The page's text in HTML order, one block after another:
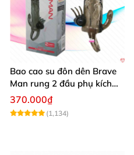
Bao cao su đôn dên Brave
Man rung 2 đầu phụ kích
thích
370.000₫
(1,134)